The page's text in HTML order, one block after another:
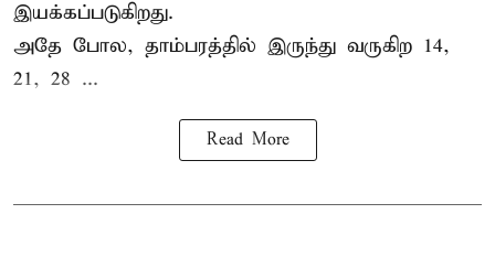
இயக்கப்படுகிறது.
அதே போல, தாம்பரத்தில் இருந்து வருகிற 14,
21, 28 ...
Read More